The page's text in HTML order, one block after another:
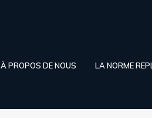
À PROPOS DE NOUS LA NORME